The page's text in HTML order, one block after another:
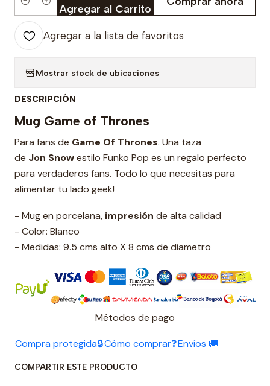
Cantidad Agregar al Carrito
Agregar a la lista de favoritos
Mostrar stock de ubicaciones
DESCRIPCIÓN
Mug Game of Thrones
Para fans de Game Of Thrones. Una taza
de Jon Snowestilo Funko Pop es un regalo perfecto
para verdaderos fans. Todo lo que necesitas para
alimentar tu lado geek!
- Mug en porcelana, impresión de alta calidad
- Color: Blanco
- Medidas: 9.5 cms alto X 8 cms de diametro
Métodos de pago
Compra protegida🔒Cómo comprar❓Envíos 🚚
COMPARTIR ESTE PRODUCTO